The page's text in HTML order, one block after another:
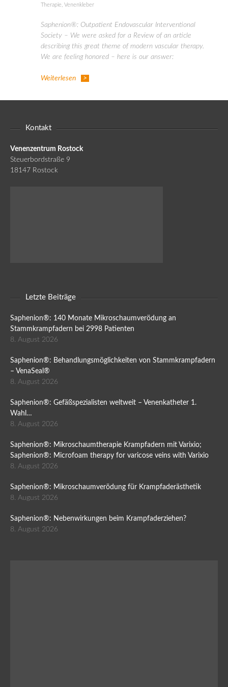
Therapie Venenkleber
Saphenion®: Outpatient Endovascular Interventional
Society – We were asked for a Review of an article
describing this great theme of modern vascular therapy.
We are feeling honored – here is our answer:
Weiterlesen
Kontakt
Venenzentrum Rostock
Steuerbordstraße 9
18147 Rostock
Letzte Beiträge
Saphenion®: 140 Monate Mikroschaumverödung an
Stammkrampfadern bei 2998 Patienten
8. August 2026
Saphenion®: Behandlungsmöglichkeiten von Stammkrampfadern
– VenaSeal®
8. August 2026
Saphenion®: Gefäßspezialisten weltweit – Venenkatheter 1.
Wahl…
8. August 2026
Saphenion®: Mikroschaumtherapie Krampfadern mit Varixio;
Saphenion®: Microfoam therapy for varicose veins with Varixio
8. August 2026
Saphenion®: Mikroschaumverödung für Krampfaderästhetik
8. August 2026
Saphenion®: Nebenwirkungen beim Krampfaderziehen?
8. August 2026